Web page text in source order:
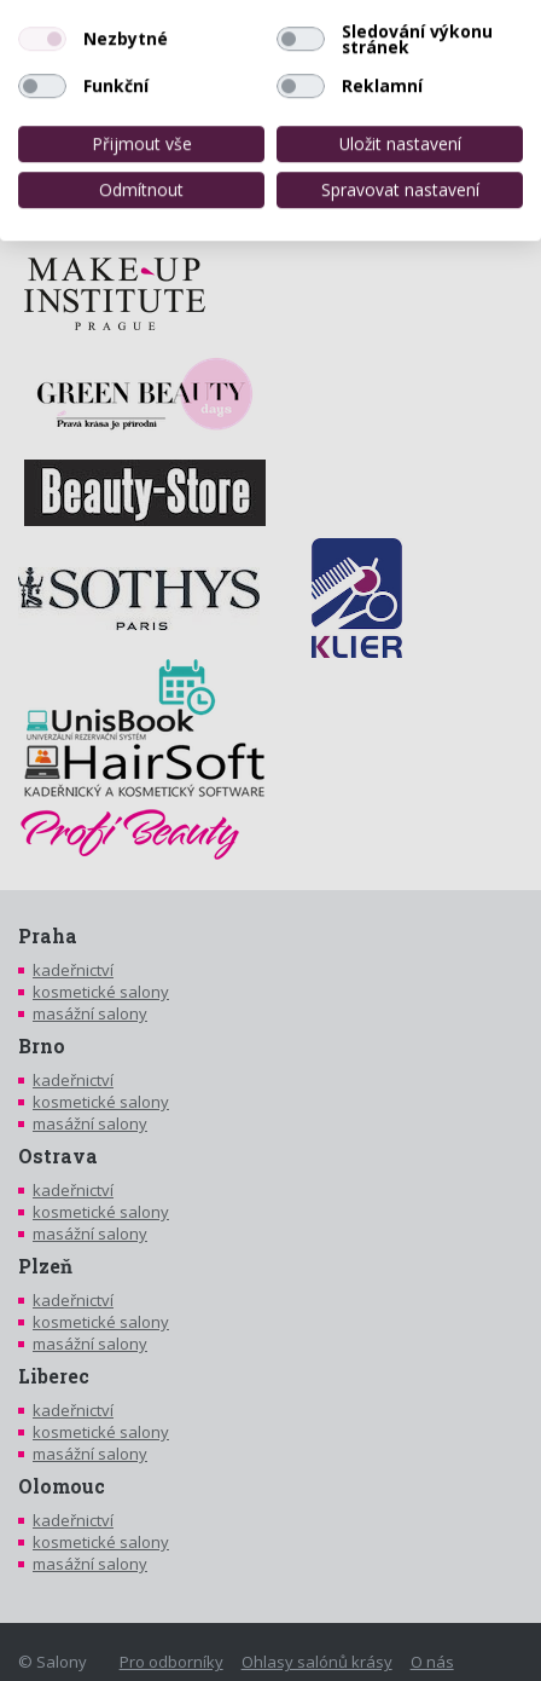
Praha
kadeřnictví
kosmetické salony
masážní salony
Brno
kadeřnictví
kosmetické salony
masážní salony
Ostrava
kadeřnictví
kosmetické salony
masážní salony
Plzeň
kadeřnictví
kosmetické salony
masážní salony
Liberec
kadeřnictví
kosmetické salony
masážní salony
Olomouc
kadeřnictví
kosmetické salony
masážní salony
Pro odborníky Ohlasy salónů krásy O nás
© Salony
Nezbytné Sledování výkonu
stránek
Funkční
Reklamní
Přijmout vše
Uložit nastavení
Odmítnout
Spravovat nastavení